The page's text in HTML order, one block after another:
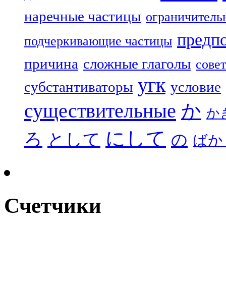
наречные частицы
подчеркивающие частицы
причина сложные глаголы совет
субстантиваторы угк условие
существительные か か
ろ として にして の ば
Счетчики